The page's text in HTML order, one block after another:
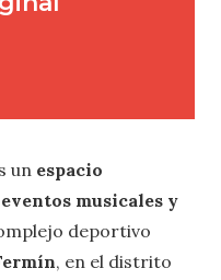
un espacio
eventos musicales y
deportivo
, en el distrito